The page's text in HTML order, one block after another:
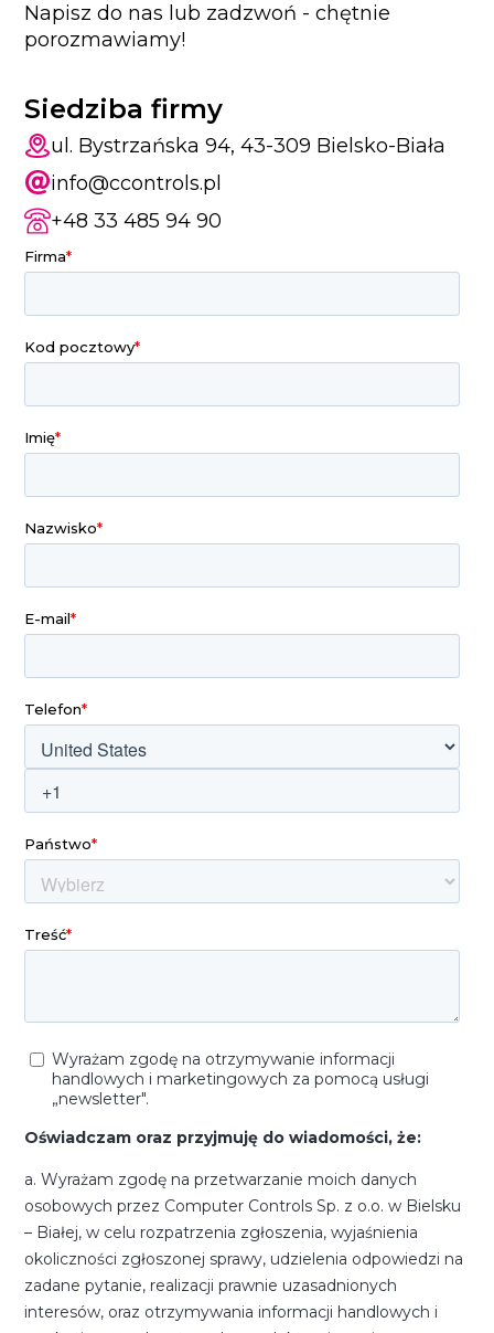
Napisz do nas lub zadzwoń - chętnie
porozmawiamy!
Siedziba firmy
ul. Bystrzańska 94, 43-309 Bielsko-Biała
info@ccontrols.pl
+48 33 485 94 90